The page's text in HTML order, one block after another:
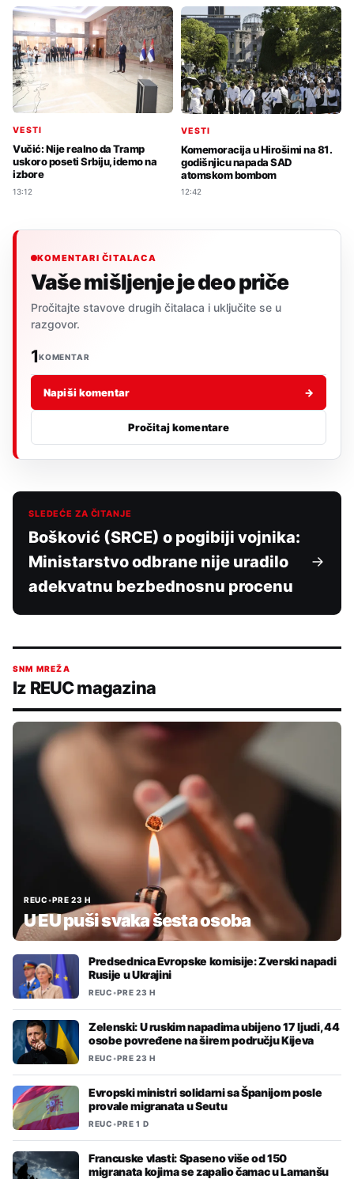
VESTI
Vučić: Nije realno da Tramp
uskoro poseti Srbiju, idemo na
izbore
13:12
VESTI
Komemoracija u Hirošimi na 81.
godišnjicu napada SAD
atomskom bombom
12:42
KOMENTARI ČITALACA
Vaše mišljenje je deo priče
Pročitajte stavove drugih čitalaca i uključite se u
razgovor.
1KOMENTAR
Napiši komentar →
Pročitaj komentare
SLEDEĆE ZA ČITANJE
Bošković (SRCE) o pogibiji vojnika:
Ministarstvo odbrane nije uradilo
adekvatnu bezbednosnu procenu
SNM MREŽA
Iz REUC magazina
REUC•PRE 23 H
U EU puši svaka šesta osoba
Predsednica Evropske komisije: Zverski napadi
Rusije u Ukrajini
REUC•PRE 23 H
Zelenski: U ruskim napadima ubijeno 17 ljudi, 44
osobe povređene na širem području Kijeva
REUC•PRE 23 H
Evropski ministri solidarni sa Španijom posle
provale migranata u Seutu
REUC•PRE 1 D
Francuske vlasti: Spaseno više od 150
migranata kojima se zapalio čamac u Lamanšu